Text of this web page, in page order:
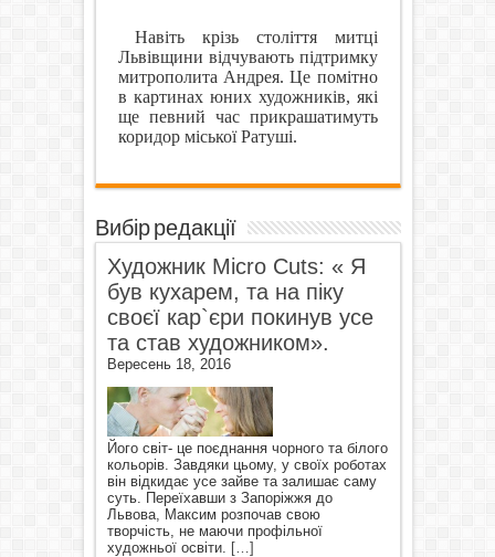
Навіть крізь століття митці
Львівщини відчувають підтримку
митрополита Андрея. Це помітно
в картинах юних художників, які
ще певний час прикрашатимуть
коридор міської Ратуші.
Вибір редакції
Художник Micro Cuts: « Я
був кухарем, та на піку
своєї кар`єри покинув усе
та став художником».
Вересень 18, 2016
Його світ- це поєднання чорного та білого
кольорів. Завдяки цьому, у своїх роботах
він відкидає усе зайве та залишає саму
суть. Переїхавши з Запоріжжя до
Львова, Максим розпочав свою
творчість, не маючи профільної
художньої освіти. […]